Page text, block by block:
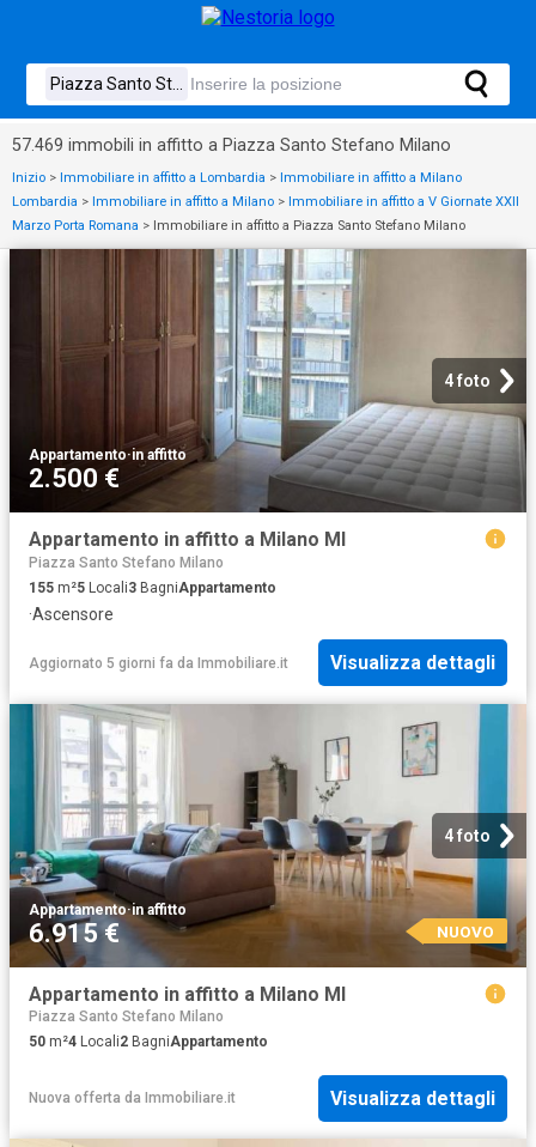
57.469 immobili in affitto a Piazza Santo Stefano Milano
Inizio > Immobiliare in affitto a Lombardia > Immobiliare in affitto a Milano
Lombardia > Immobiliare in affitto a Milano > Immobiliare in affitto a V Giornate XXII
Marzo Porta Romana > Immobiliare in affitto a Piazza Santo Stefano Milano
4 foto
Appartamento·in affitto
2.500 €
Appartamento in affitto a Milano MI
Piazza Santo Stefano Milano
155 m²5 Locali3 BagniAppartamento
·Ascensore
Aggiornato 5 giorni fa da Immobiliare.it Visualizza dettagli
4 foto
Appartamento·in affitto
6.915 € NUOVO
Appartamento in affitto a Milano MI
Piazza Santo Stefano Milano
50 m²4 Locali2 BagniAppartamento
Nuova offerta da Immobiliare.it Visualizza dettagli